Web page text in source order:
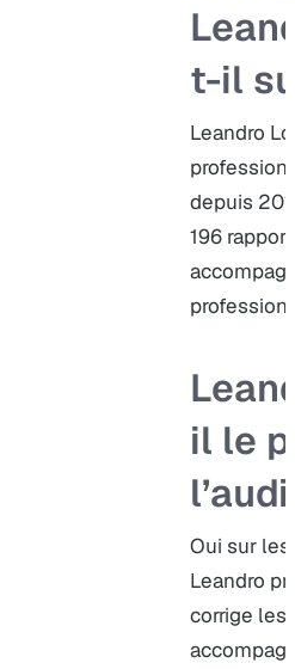
t-il
Leandro
depuis
196
il le
Oui sur
Leandro
corrige les